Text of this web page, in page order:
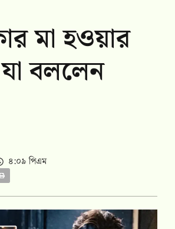
মা হওয়ার
বললেন
৪:০৯ পিএম